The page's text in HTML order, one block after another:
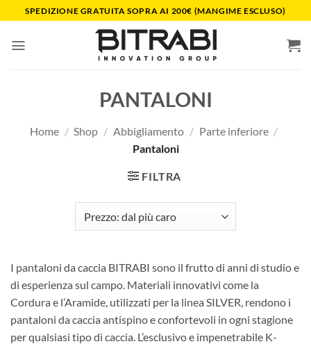
ai
contenuti
SPEDIZIONE GRATUITA SOPRA AI 200€ (MANGIME ESCLUSO)
PANTALONI
Home / Shop / Abbigliamento / Parte inferiore /
Pantaloni
FILTRA
I pantaloni da caccia BITRABI sono il frutto di anni di studio e
di esperienza sul campo. Materiali innovativi come la
Cordura e l’Aramide, utilizzati per la linea SILVER, rendono i
pantaloni da caccia antispino e confortevoli in ogni stagione
per qualsiasi tipo di caccia. L’esclusivo e impenetrabile K-